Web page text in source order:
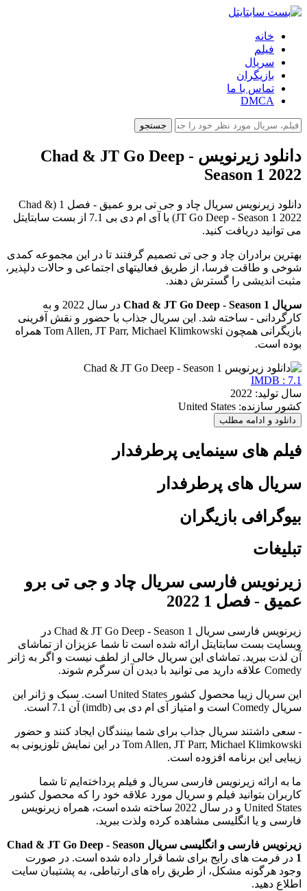
خانه
فیلم
سریال
بازیگران
تماس با ما
DMCA
جستجو
دانلود زیرنویس Chad & JT Go Deep -
Season 1 2022
دانلود زیرنویس سریال چاد و جی تی برو عمیق - فصل 1 (Chad &
JT Go Deep - Season 1 2022) با آی ام دی بی 7.1 از بست سابتایتل
می توانید دریافت کنید.
بهترین برادران چاد و جی تی تصمیم گرفتند تا در این مجموعه کمدی
شوخی و طاقت فرسا، از طریق فعالیتهای اجتماعی و حالات دلپذیر،
مثبت اندیشی را گسترش دهند.
سریال Chad & JT Go Deep - Season 1
در سال 2022 و به
کارگردانی - ساخته شد. این سریال جذاب با حضور و نقش آفرینی
بازیگرانی همچون Tom Allen, JT Parr, Michael Klimkowski همراه
بوده است.
IMDB : 7.1
سال تولید: 2022
کشور سازنده: United States
دانلود و ادامه مطلب
فیلم های سینمایی پرطرفدار
سریال های پرطرفدار
بیوگرافی بازیگران
تبلیغات
زیرنویس فارسی سریال چاد و جی تی برو
عمیق - فصل 1 2022
زیرنویس فارسی سریال Chad & JT Go Deep - Season 1 در
وبسایت بست سابتایتل ارائه شده است تا شما عزیزان از تماشای
آن لذت ببرید. تماشای این سریال خالی از لطف نیست و اگر به ژانر
Comedy علاقه دارید می توانید با دیدن آن سرگرم شوند.
این سریال زیبا محصول کشور United States است. سبک و ژانر این
سریال Comedy است و امتیاز آی ام دی بی (imdb) آن 7.1 است.
- سعی داشتند سریال جذاب برای شما بینندگان ایجاد کنند و حضور
Tom Allen, JT Parr, Michael Klimkowski در این نمایش تلوزیونی به
زیبایی این برنامه افزوده است.
ما به ارائه زیرنویس فارسی سریال و فیلم پرداخته‌ایم تا شما
کاربران بتوانید فیلم و سریال مورد علاقه خود را که محصول کشور
United States و در سال 2022 ساخته شده است، همراه زیرنویس
فارسی و یا انگلیسی مشاهده کرده ولذت ببرید.
زیرنویس فارسی و انگلیسی سریال Chad & JT Go Deep - Season
1 در فرمت های رایج برای شما قرار داده شده است. در صورت
وجود هرگونه مشکل، از طریق راه های ارتباطی، به پشتیبان سایت
اطلاع دهید.